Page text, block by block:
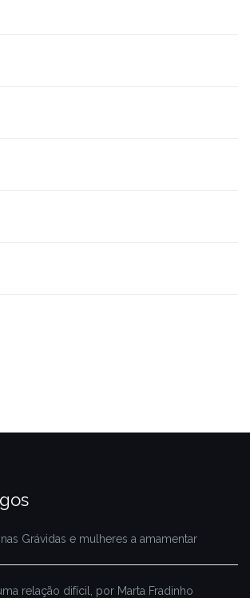
Grávidas e mulheres a amamentar
relação difícil, por Marta Fradinho